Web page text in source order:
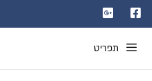
תפריט